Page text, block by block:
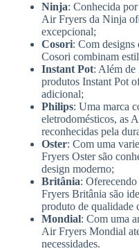
Ninja: Conhecida
Air Fryers da Ninja
excepcional;
Cosori: Com designs
Cosori combinam
Instant Pot: Além de
produtos Instant Pot
adicional;
Philips: Uma marca
eletrodomésticos, as
reconhecidas pela
Oster: Com uma
Fryers Oster são
design moderno;
Britânia:
Fryers Britânia são
produto de qualidade
Mondial: Com uma
Air Fryers Mondial
necessidades.